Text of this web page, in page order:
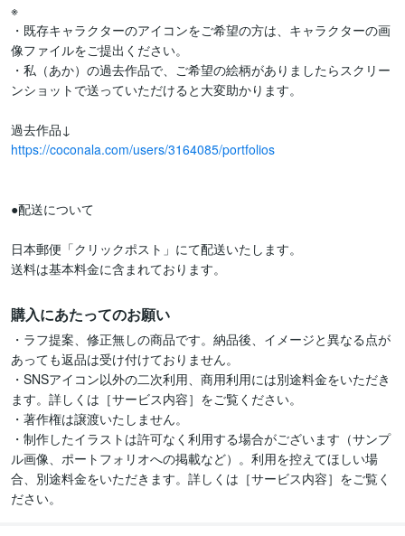
※
・既存キャラクターのアイコンをご希望の方は、キャラクターの画
像ファイルをご提出ください。
・私（あか）の過去作品で、ご希望の絵柄がありましたらスクリー
ンショットで送っていただけると大変助かります。
https://coconala.com/users/3164085/portfolios
●配送について
日本郵便「クリックポスト」にて配送いたします。
送料は基本料金に含まれております。
購入にあたってのお願い
・ラフ提案、修正無しの商品です。納品後、イメージと異なる点が
あっても返品は受け付けておりません。
・SNSアイコン以外の二次利用、商用利用には別途料金をいただき
ます。詳しくは［サービス内容］をご覧ください。
・著作権は譲渡いたしません。
・制作したイラストは許可なく利用する場合がございます（サンプ
ル画像、ポートフォリオへの掲載など）。利用を控えてほしい場
合、別途料金をいただきます。詳しくは［サービス内容］をご覧く
ださい。